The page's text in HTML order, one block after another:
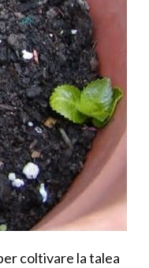
coltivare la talea